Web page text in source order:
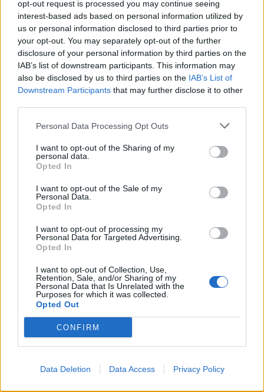
opt-out request is processed you may continue seeing
interest-based ads based on personal information utilized by
us or personal information disclosed to third parties prior to
your opt-out. You may separately opt-out of the further
disclosure of your personal information by third parties on the
IAB’s list of downstream participants. This information may
also be disclosed by us to third parties on the IAB’s List of
Downstream Participants that may further disclose it to other
Personal Data Processing Opt Outs
I want to opt-out of the Sharing of my
personal data.
Opted In
I want to opt-out of the Sale of my
Personal Data.
Opted In
I want to opt-out of processing my
Personal Data for Targeted Advertising.
Opted In
I want to opt-out of Collection, Use,
Retention, Sale, and/or Sharing of my
Personal Data that Is Unrelated with the
Purposes for which it was collected.
Opted Out
CONFIRM
Data Deletion Data Access Privacy Policy